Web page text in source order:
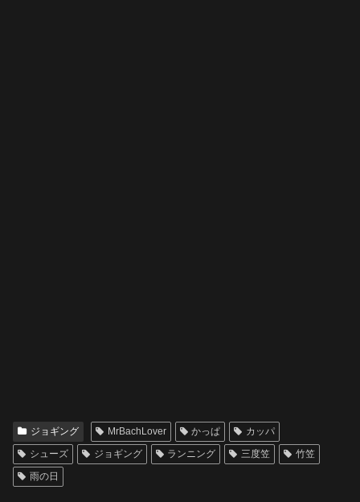
ジョギング MrBachLover かっぱ
カッパ
シューズ
ジョギング ランニング 三度笠
竹笠
雨の日